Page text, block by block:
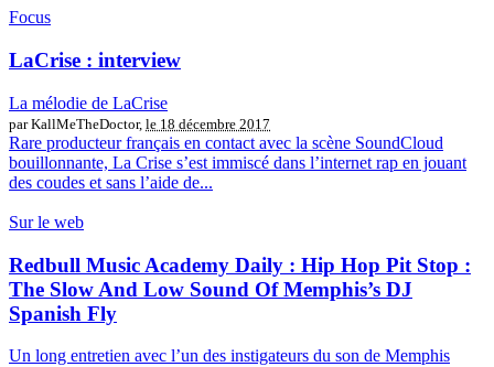
Focus
LaCrise : interview
La mélodie de LaCrise
par KallMeTheDoctor, le 18 décembre 2017
Rare producteur français en contact avec la scène SoundCloud
bouillonnante, La Crise s’est immiscé dans l’internet rap en jouant
des coudes et sans l’aide de...
Sur le web
Redbull Music Academy Daily : Hip Hop Pit Stop :
The Slow And Low Sound Of Memphis’s DJ
Spanish Fly
Un long entretien avec l’un des instigateurs du son de Memphis